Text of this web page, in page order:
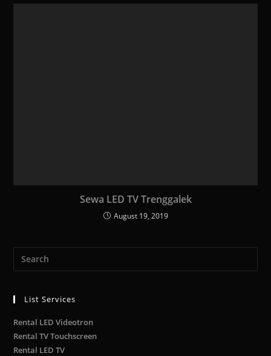
Sewa LED TV Trenggalek
August 19, 2019
List Services
Rental LED Videotron
Rental TV Touchscreen
Rental LED TV